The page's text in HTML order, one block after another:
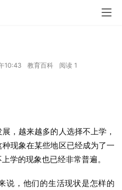
10:43 教育百科 阅读 1
，越来越多的人选择不上学，
现象在某些地区已经成为了一
学的现象也已经非常普遍。
说，他们的生活现状是怎样的